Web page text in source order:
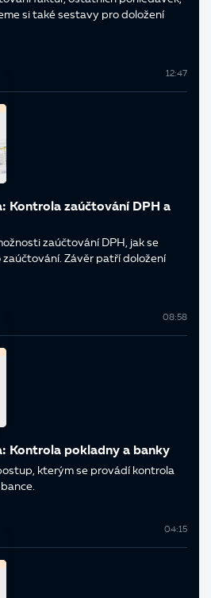
si také sestavy pro doložení
12:47
Kontrola zaúčtování DPH a
zaúčtování DPH, jak se
Závěr patří doložení
08:58
Kontrola pokladny a banky
kterým se provádí kontrola
04:15